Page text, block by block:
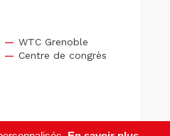
WTC Grenoble
Centre de congrès